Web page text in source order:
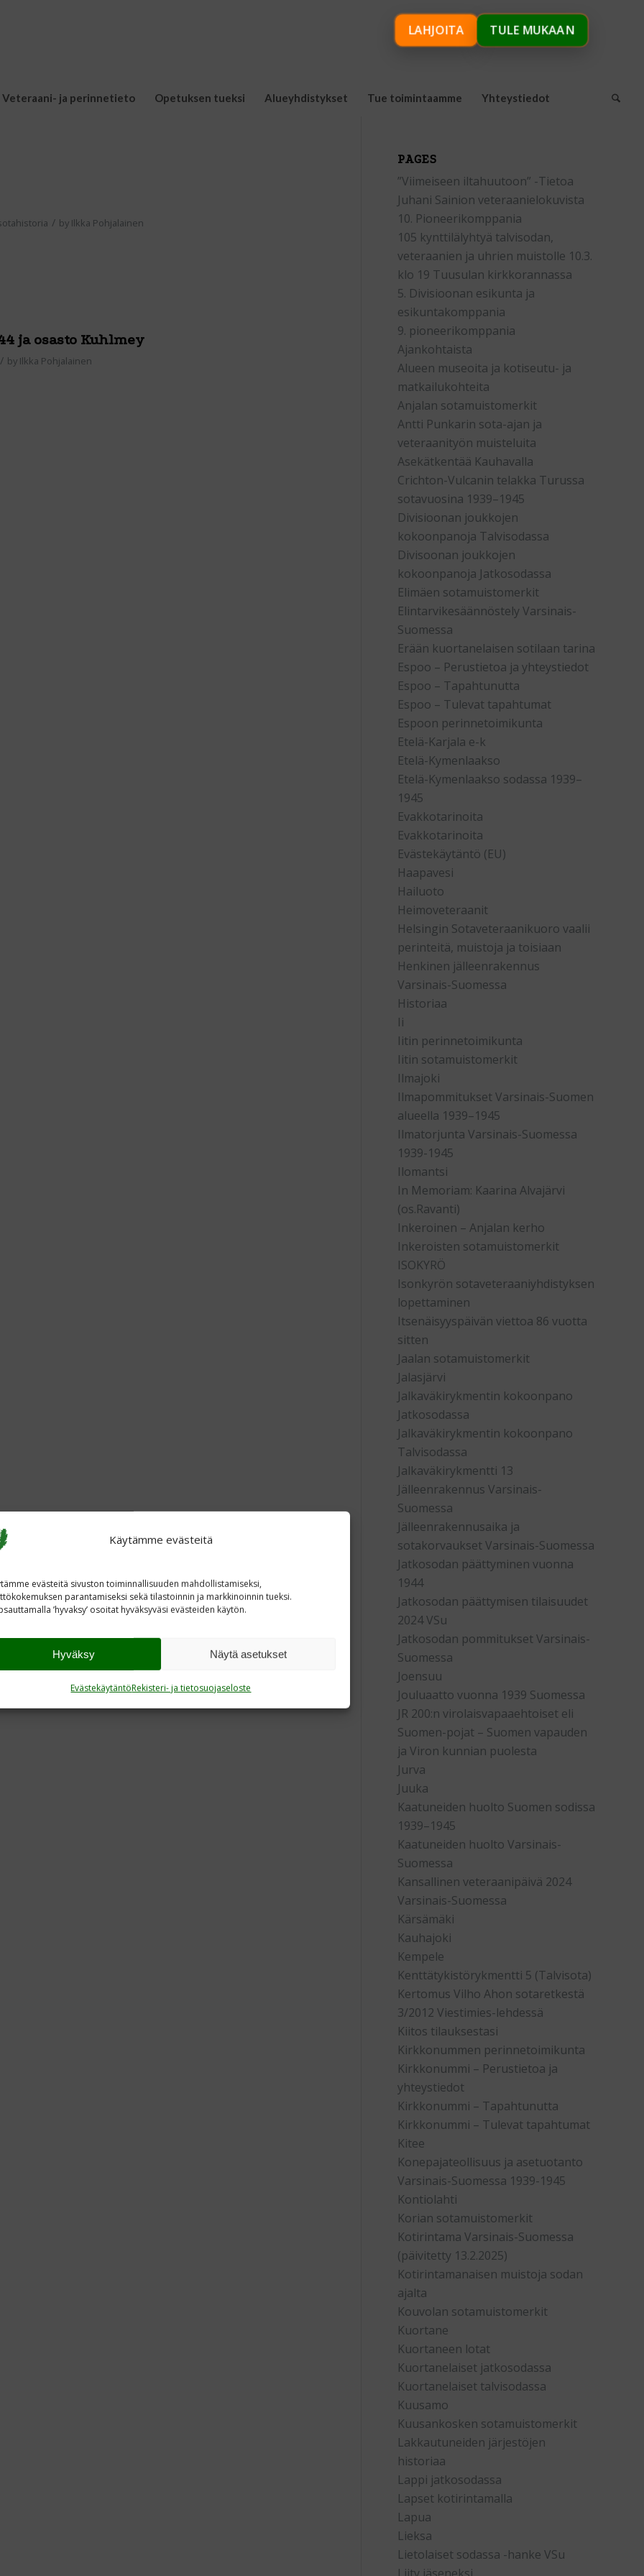
Käytämme evästeitä
evästeitä sivuston toiminnallisuuden mahdollistamiseksi,
parantamiseksi sekä tilastoinnin ja markkinoinnin tueksi.
’hyvaksy’ osoitat hyväksyväsi evästeiden käytön.
Hyväksy Näytä asetukset
EvästekäytäntöRekisteri- ja tietosuojaseloste
Veteraani- ja perinnetieto Opetuksen tueksi Alueyhdistykset Tue toimintaamme Yhteystiedot
/ by Ilkka Pohjalainen
ja osasto Kuhlmey
/ by Ilkka Pohjalainen
PAGES
”Viimeiseen iltahuutoon” -Tietoa
Juhani Sainion veteraanielokuvista
10. Pioneerikomppania
105 kynttilälyhtyä talvisodan,
veteraanien ja uhrien muistolle 10.3.
klo 19 Tuusulan kirkkorannassa
5. Divisioonan esikunta ja
esikuntakomppania
9. pioneerikomppania
Ajankohtaista
Alueen museoita ja kotiseutu- ja
matkailukohteita
Anjalan sotamuistomerkit
Antti Punkarin sota-ajan ja
veteraanityön muisteluita
Asekätkentää Kauhavalla
Crichton-Vulcanin telakka Turussa
sotavuosina 1939–1945
Divisioonan joukkojen
kokoonpanoja Talvisodassa
Divisoonan joukkojen
kokoonpanoja Jatkosodassa
Elimäen sotamuistomerkit
Elintarvikesäännöstely Varsinais-
Suomessa
Erään kuortanelaisen sotilaan tarina
Espoo – Perustietoa ja yhteystiedot
Espoo – Tapahtunutta
Espoo – Tulevat tapahtumat
Espoon perinnetoimikunta
Etelä-Karjala e-k
Etelä-Kymenlaakso
Etelä-Kymenlaakso sodassa 1939–
1945
Evakkotarinoita
Evakkotarinoita
Evästekäytäntö (EU)
Haapavesi
Hailuoto
Heimoveteraanit
Helsingin Sotaveteraanikuoro vaalii
perinteitä, muistoja ja toisiaan
Henkinen jälleenrakennus
Varsinais-Suomessa
Historiaa
Ii
Iitin perinnetoimikunta
Iitin sotamuistomerkit
Ilmajoki
Ilmapommitukset Varsinais-Suomen
alueella 1939–1945
Ilmatorjunta Varsinais-Suomessa
1939-1945
Ilomantsi
In Memoriam: Kaarina Alvajärvi
(os.Ravanti)
Inkeroinen – Anjalan kerho
Inkeroisten sotamuistomerkit
ISOKYRÖ
Isonkyrön sotaveteraaniyhdistyksen
lopettaminen
Itsenäisyyspäivän viettoa 86 vuotta
sitten
Jaalan sotamuistomerkit
Jalasjärvi
Jalkaväkirykmentin kokoonpano
Jatkosodassa
Jalkaväkirykmentin kokoonpano
Talvisodassa
Jalkaväkirykmentti 13
Jälleenrakennus Varsinais-
Suomessa
Jälleenrakennusaika ja
sotakorvaukset Varsinais-Suomessa
Jatkosodan päättyminen vuonna
1944
Jatkosodan päättymisen tilaisuudet
2024 VSu
Jatkosodan pommitukset Varsinais-
Suomessa
Joensuu
Jouluaatto vuonna 1939 Suomessa
JR 200:n virolaisvapaaehtoiset eli
Suomen-pojat – Suomen vapauden
ja Viron kunnian puolesta
Jurva
Juuka
Kaatuneiden huolto Suomen sodissa
1939–1945
Kaatuneiden huolto Varsinais-
Suomessa
Kansallinen veteraanipäivä 2024
Varsinais-Suomessa
Kärsämäki
Kauhajoki
Kempele
Kenttätykistörykmentti 5 (Talvisota)
Kertomus Vilho Ahon sotaretkestä
3/2012 Viestimies-lehdessä
Kiitos tilauksestasi
Kirkkonummen perinnetoimikunta
Kirkkonummi – Perustietoa ja
yhteystiedot
Kirkkonummi – Tapahtunutta
Kirkkonummi – Tulevat tapahtumat
Kitee
Konepajateollisuus ja asetuotanto
Varsinais-Suomessa 1939-1945
Kontiolahti
Korian sotamuistomerkit
Kotirintama Varsinais-Suomessa
(päivitetty 13.2.2025)
Kotirintamanaisen muistoja sodan
ajalta
Kouvolan sotamuistomerkit
Kuortane
Kuortaneen lotat
Kuortanelaiset jatkosodassa
Kuortanelaiset talvisodassa
Kuusamo
Kuusankosken sotamuistomerkit
Lakkautuneiden järjestöjen
historiaa
Lappi jatkosodassa
Lapset kotirintamalla
Lapua
Lieksa
Lietolaiset sodassa -hanke VSu
LAHJOITA TULE MUKAAN